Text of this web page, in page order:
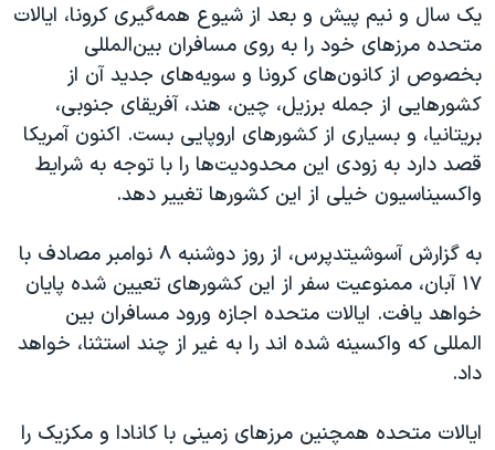
آرشیو پخش زنده
مجموعه مستندهای دادخواهی
تریبونال مردمی آبان ۹۸
دادگاه حمید نوری
چهل سال گروگان‌گیری
قانون شفافیت دارائی کادر رهبری ایران
اسرائیل در جنگ
نرگس محمدی برنده جایزه نوبل صلح
همایش محافظه‌کاران آمریکا «سی‌پک»
صفحه‌های ویژه
یک سال و نیم پیش و بعد از شیوع همه‌گیری کرونا،‌ ایالات
متحده مرزهای خود را به روی مسافران بین‌المللی
بخصوص از کانون‌های کرونا و سویه‌های جدید آن از
کشورهایی از جمله برزیل، چین، هند، آفریقای جنوبی،
بریتانیا، و بسیاری از کشورهای اروپایی بست. اکنون آمریکا
قصد دارد به زودی این محدودیت‌ها را با توجه به شرایط
واکسیناسیون خیلی از این کشورها تغییر دهد.
به گزارش آسوشیتدپرس، از روز دوشنبه ۸ نوامبر مصادف با
۱۷ آبان، ممنوعیت سفر از این کشورهای تعیین‌ شده پایان
خواهد یافت. ایالات متحده اجازه ورود مسافران بین
المللی که واکسینه شده اند را به غیر از چند استثنا، خواهد
داد.
ایالات متحده همچنین مرزهای زمینی با کانادا و مکزیک را